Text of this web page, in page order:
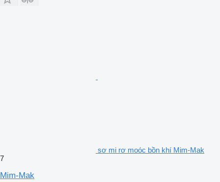
sơ mi rơ moóc bồn khí Mim-Mak
7
Mim-Mak